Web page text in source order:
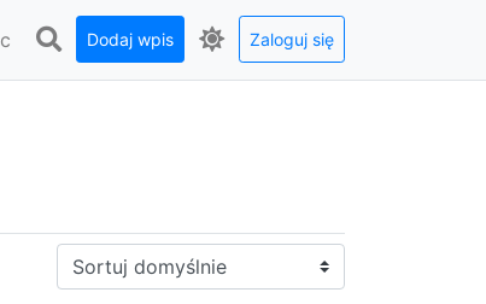
Dodaj wpis Zaloguj się
Sortuj: